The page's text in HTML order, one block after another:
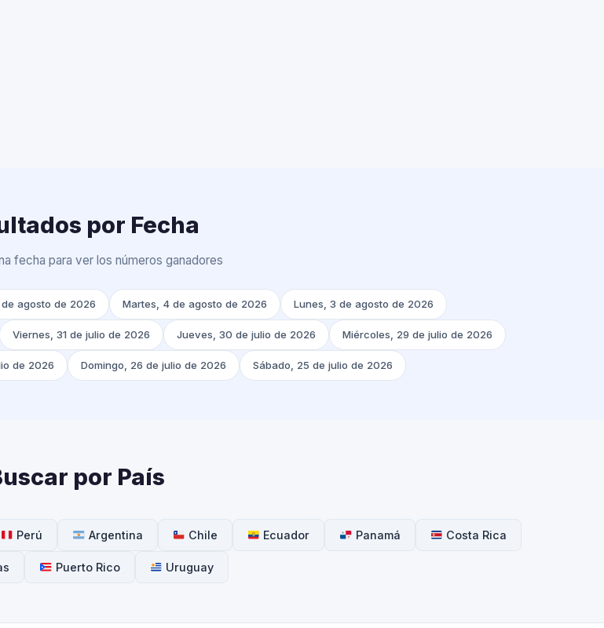
por Fecha
fecha para ver los números ganadores
agosto de 2026 Martes, 4 de agosto de 2026 Lunes, 3 de agosto de 2026
Viernes, 31 de julio de 2026 Jueves, 30 de julio de 2026 Miércoles, 29 de julio de 2026
de 2026 Domingo, 26 de julio de 2026 Sábado, 25 de julio de 2026
por País
Perú Argentina Chile Ecuador Panamá Costa Rica
Puerto Rico Uruguay